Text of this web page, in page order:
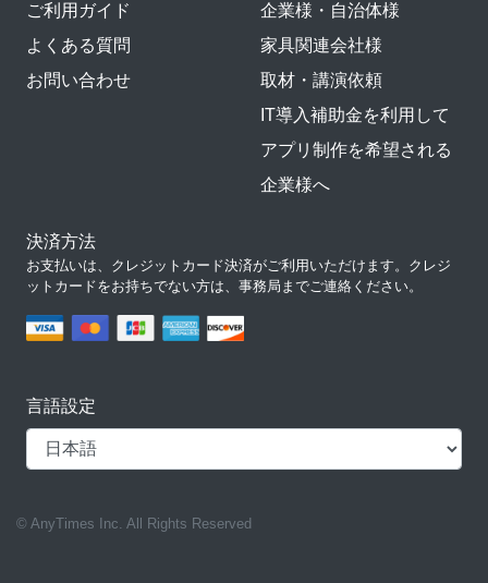
ご利用ガイド
よくある質問
お問い合わせ
企業様・自治体様
家具関連会社様
取材・講演依頼
IT導入補助金を利用して
アプリ制作を希望される
企業様へ
決済方法
お支払いは、クレジットカード決済がご利用いただけます。クレジ
ットカードをお持ちでない方は、事務局までご連絡ください。
言語設定
© AnyTimes Inc. All Rights Reserved